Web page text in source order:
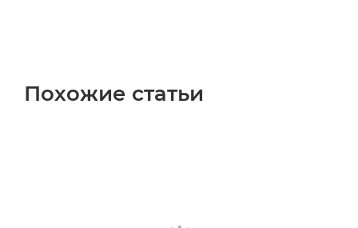
Похожие статьи